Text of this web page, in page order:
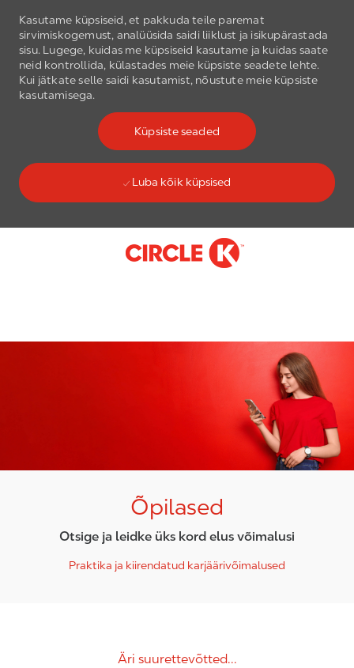
Kasutame küpsiseid, et pakkuda teile paremat
sirvimiskogemust, analüüsida saidi liiklust ja isikupärastada
sisu. Lugege, kuidas me küpsiseid kasutame ja kuidas saate
neid kontrollida, külastades meie küpsiste seadete lehte.
Kui jätkate selle saidi kasutamist, nõustute meie küpsiste
kasutamisega.
Küpsiste seaded
Luba kõik küpsised
Õpilased
Otsige ja leidke üks kord elus võimalusi
Praktika ja kiirendatud karjäärivõimalused
Äri suurettevõtted...